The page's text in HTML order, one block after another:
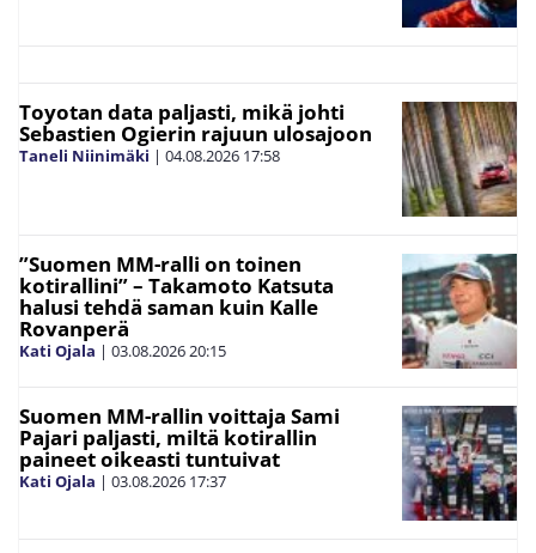
Toyotan data paljasti, mikä johti
Sebastien Ogierin rajuun ulosajoon
Taneli Niinimäki | 04.08.2026 17:58
”Suomen MM-ralli on toinen
kotirallini” – Takamoto Katsuta
halusi tehdä saman kuin Kalle
Rovanperä
Kati Ojala | 03.08.202620:15
Suomen MM-rallin voittaja Sami
Pajari paljasti, miltä kotirallin
paineet oikeasti tuntuivat
Kati Ojala | 03.08.2026 17:37